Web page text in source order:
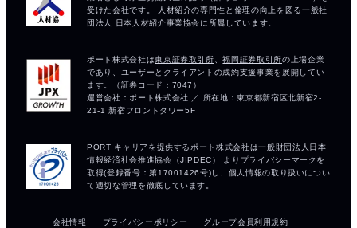
会社情報 プライバシーポリシー グループ会員利用規約